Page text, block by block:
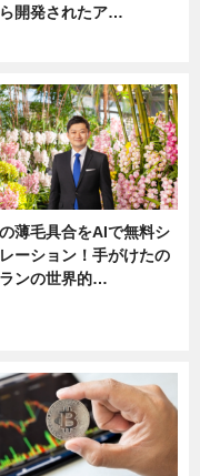
開発されたア…
薄毛具合をAIで無料シ
ーション！手がけたの
ンの世界的…